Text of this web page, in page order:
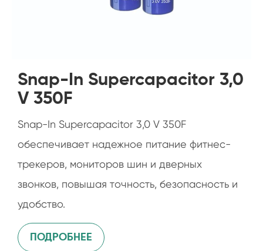
Snap-In Supercapacitor 3,0
V 350F
Snap-In Supercapacitor 3,0 V 350F
обеспечивает надежное питание фитнес-
трекеров, мониторов шин и дверных
звонков, повышая точность, безопасность и
удобство.
ПОДРОБНЕЕ